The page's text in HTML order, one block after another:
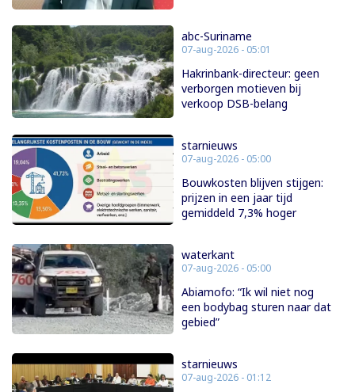
abc-Suriname
07-aug-2026 - 05:01
Hakrinbank-directeur: geen
verborgen motieven bij
verkoop DSB-belang
starnieuws
07-aug-2026 - 05:00
Bouwkosten blijven stijgen:
prijzen in een jaar tijd
gemiddeld 7,3% hoger
waterkant
07-aug-2026 - 05:00
Abiamofo: “Ik wil niet nog
een bodybag sturen naar dat
gebied”
starnieuws
07-aug-2026 - 01:12